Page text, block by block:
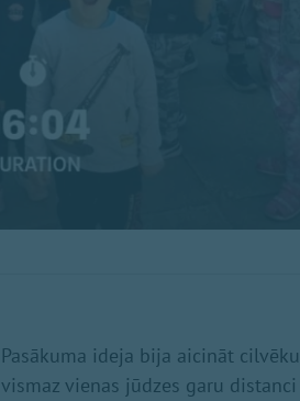
Pasākuma ideja bija aicināt
vismaz vienas jūdzes garu